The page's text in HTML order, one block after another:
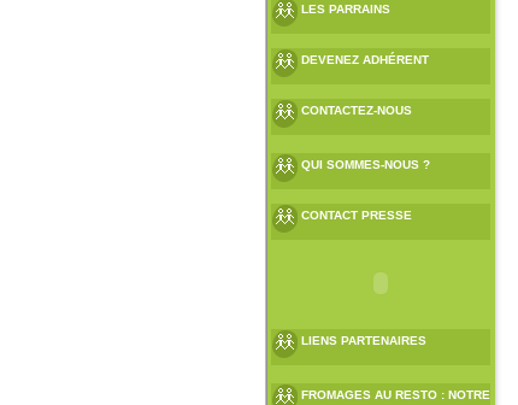
LES PARRAINS
DEVENEZ ADHÉRENT
CONTACTEZ-NOUS
QUI SOMMES-NOUS ?
CONTACT PRESSE
LIENS PARTENAIRES
FROMAGES AU RESTO : NOTRE